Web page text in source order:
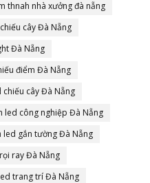
thnah nhà xưởng đà nẵng
cây Đà Nẵng
Đà Nẵng
điểm Đà Nẵng
chiếu cây Đà Nẵng
led công nghiệp Đà Nẵng
led gắn tường Đà Nẵng
ray Đà Nẵng
trang trí Đà Nẵng